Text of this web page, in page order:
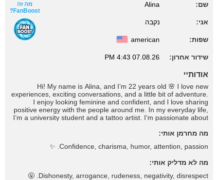
שם: Alina
אני: נקבה
שפות: american
שידור אחרון: 07.08.26 4:43 PM
מה זה
FanBoost?
אודותיי
Hi! My name is Alina, and I’m 22 years old 🌸 I love new
experiences, exciting conversations, and a little bit of adventure.
I enjoy looking feminine and confident, and I love sharing
positive energy with the people around me. In my everyday life,
I’m a university student and a tattoo artist. I’m passionate about
brings a rush of adrenaline. I also have a soft spot for fresh
connections, a good sense of humor, and people who know how
stop by my room. Maybe our conversation will become the
highlight of your day
מה מחרמן אותי:
Confidence, charisma, humor, attention, passion. ✨
מה לא מדליק אותי:
Dishonesty, arrogance, rudeness, negativity, disrespect. 🤬